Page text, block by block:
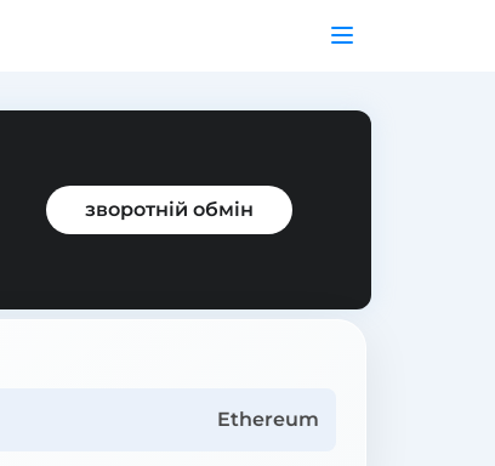
зворотній обмін
Ethereum